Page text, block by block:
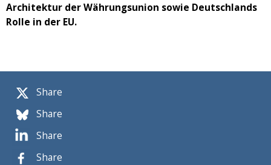
Share
Share
Share
Share
Architektur der Währungsunion sowie Deutschlands
Rolle in der EU.